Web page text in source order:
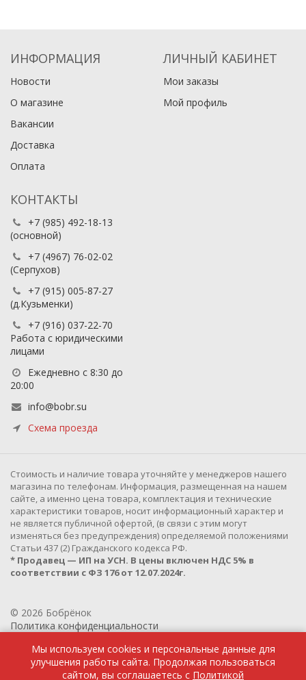
ИНФОРМАЦИЯ
Новости
О магазине
Вакансии
Доставка
Оплата
ЛИЧНЫЙ КАБИНЕТ
Мои заказы
Мой профиль
КОНТАКТЫ
+7 (985) 492-18-13
(основной)
+7 (4967) 76-02-02
(Серпухов)
+7 (915) 005-87-27
(д.Кузьменки)
+7 (916) 037-22-70
Работа с юридическими
лицами
Ежедневно с 8:30 до
20:00
info@bobr.su
Схема проезда
Мы используем cookies и персональные данные для
улучшения работы сайта. Продолжая пользоваться
сайтом, вы соглашаетесь с Политикой
Cтоимость и наличие товара уточняйте у менеджеров нашего
магазина по телефонам. Информация, размещенная на нашем
сайте, а именно цена товара, комплектация и технические
характеристики товаров, носит информационный характер и
не является публичной офертой, (в связи с этим могут
изменяться без предупреждения) определяемой положениями
Статьи 437 (2) Гражданского кодекса РФ.
* Продавец — ИП на УСН. В цены включен НДС 5% в
соответствии с ФЗ 176 от 12.07.2024г.
© 2026 Бобрёнок
Политика конфиденциальности